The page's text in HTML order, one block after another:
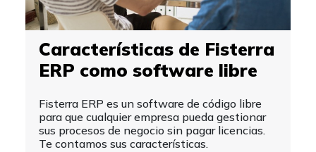
Características de Fisterra
ERP como software libre
Fisterra ERP es un software de código libre
para que cualquier empresa pueda gestionar
sus procesos de negocio sin pagar licencias.
Te contamos sus características.